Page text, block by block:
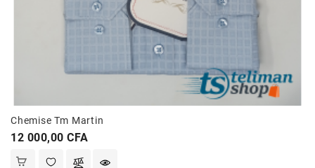
Chemise Tm Martin
Prix
12 000,00 CFA